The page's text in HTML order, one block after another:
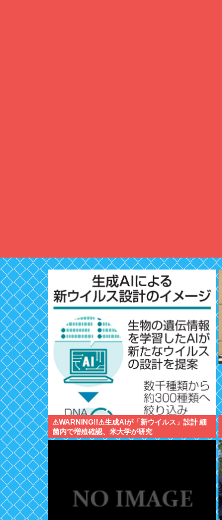
⚠WARNING!!⚠生成AIが「新ウイルス」設計 細
菌内で増殖確認、米大学が研究